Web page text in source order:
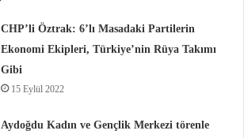
CHP’li Öztrak: 6’lı Masadaki Partilerin
Ekonomi Ekipleri, Türkiye’nin Rüya Takımı
Gibi
15 Eylül 2022
Aydoğdu Kadın ve Gençlik Merkezi törenle